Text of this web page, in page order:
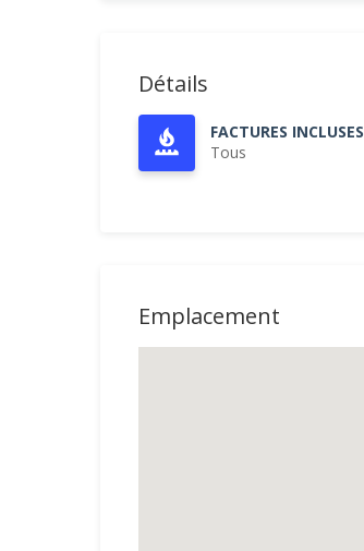
Détails
FACTURES INCLUSES
Tous
Emplacement